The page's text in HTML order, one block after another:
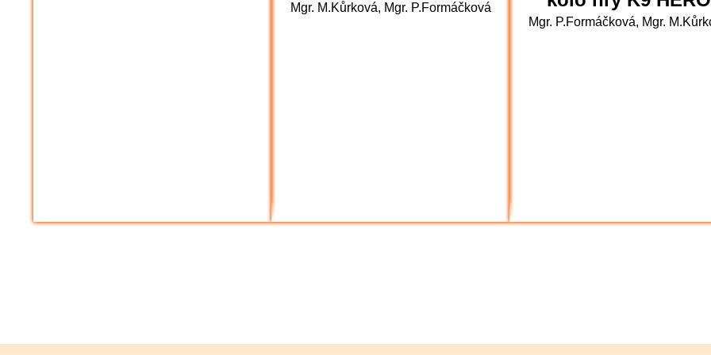
Mgr. M.Kůrková, Mgr. P.Formáčková
Mgr. P.Formáčková, Mgr.